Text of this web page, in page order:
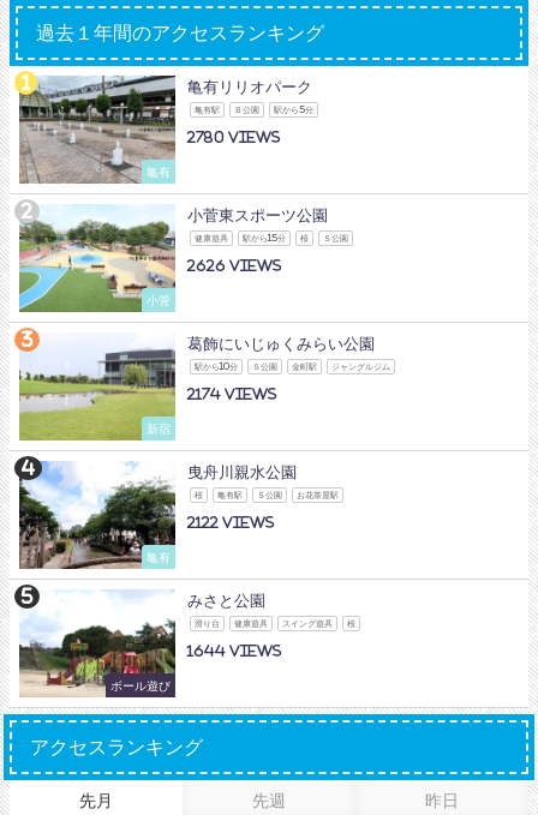
過去１年間のアクセスランキング
亀有
亀有リリオパーク
亀有駅 Ｂ公園 駅から5分
2780
小菅
小菅東スポーツ公園
健康遊具 駅から15分 桜 Ｓ公園
2626
新宿
葛飾にいじゅくみらい公園
駅から10分 Ｓ公園 金町駅 ジャングルジム
2174
亀有
曳舟川親水公園
桜 亀有駅 Ｓ公園 お花茶屋駅
2122
ボール遊び
みさと公園
滑り台 健康遊具 スイング遊具 桜
1644
アクセスランキング
先月 先週 昨日